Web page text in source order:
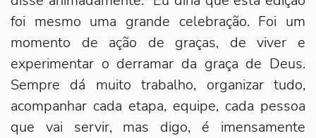
foi mesmo uma grande celebração. Foi um
momento de ação de graças, de viver e
experimentar o derramar da graça de Deus.
Sempre dá muito trabalho, organizar tudo,
acompanhar cada etapa, equipe, cada pessoa
que vai servir, mas digo, é imensamente